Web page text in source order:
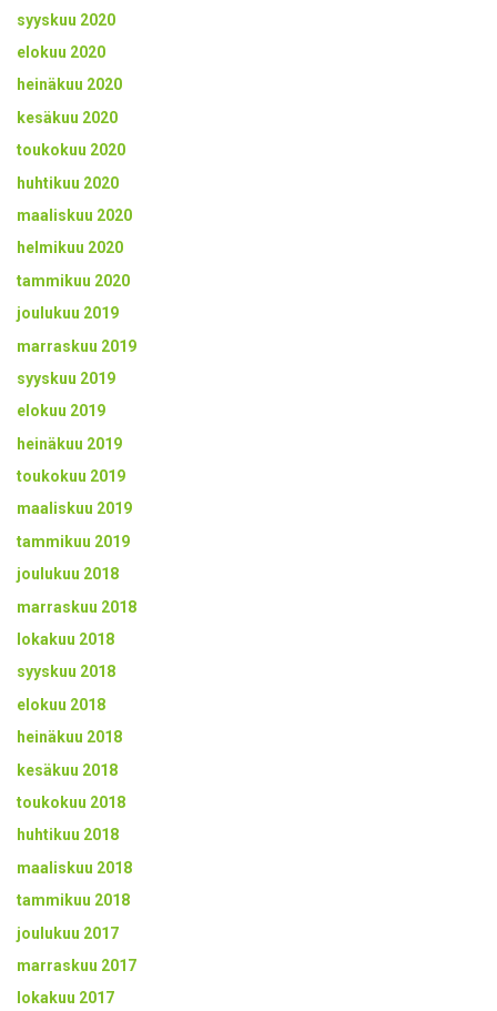
syyskuu 2020
elokuu 2020
heinäkuu 2020
kesäkuu 2020
toukokuu 2020
huhtikuu 2020
maaliskuu 2020
helmikuu 2020
tammikuu 2020
joulukuu 2019
marraskuu 2019
syyskuu 2019
elokuu 2019
heinäkuu 2019
toukokuu 2019
maaliskuu 2019
tammikuu 2019
joulukuu 2018
marraskuu 2018
lokakuu 2018
syyskuu 2018
elokuu 2018
heinäkuu 2018
kesäkuu 2018
toukokuu 2018
huhtikuu 2018
maaliskuu 2018
tammikuu 2018
joulukuu 2017
marraskuu 2017
lokakuu 2017